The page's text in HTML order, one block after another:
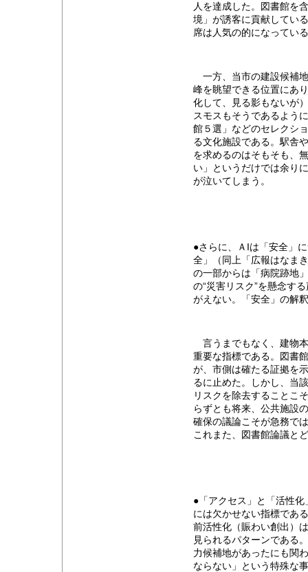
人を達成した。図書館を
境」が誘客に貢献してい
席は人気の的になってい
一方、当市の建設候補
峰を眺望できる位置にあ
化して、見る影もないが
スモスもそうであるよう
館５選」などのセレクシ
る文化施設である。駅舎
を求めるのはそもそも、
い」というだけでは余り
が泣いてしまう。
●さらに、ＡIは「安全」
全」（同上「広報はなま
の一部からは「病院跡地
の“災害リスク”を懸念す
がえない。「安全」の解
言うまでもなく、建物
重要な指標である。図書
が、市側は確たる証拠を
るに止めた。しかし、当
リスクを除去することこ
らずとも将来、公共施設
確保の議論こそが急務で
これまた、図書館論議と
●「アクセス」と「活性
には欠かせない指標であ
前活性化（賑わい創出）
見られるパターンである
力候補地があったにも関
ならない」という特殊な